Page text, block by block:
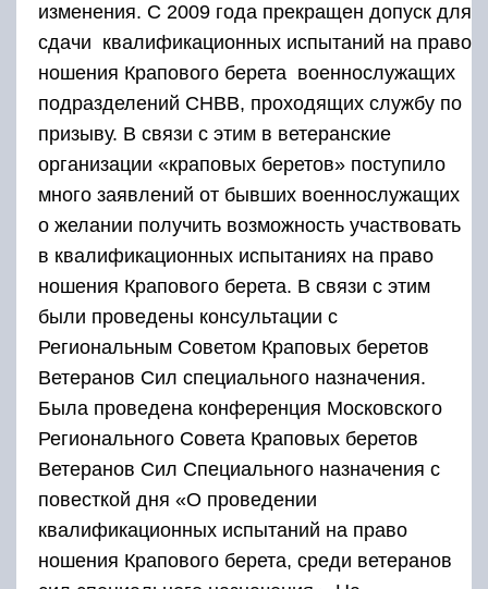
изменения. С 2009 года прекращен допуск для
сдачи квалификационных испытаний на право
ношения Крапового берета военнослужащих
подразделений СНВВ, проходящих службу по
призыву. В связи с этим в ветеранские
организации «краповых беретов» поступило
много заявлений от бывших военнослужащих
о желании получить возможность участвовать
в квалификационных испытаниях на право
ношения Крапового берета. В связи с этим
были проведены консультации с
Региональным Советом Краповых беретов
Ветеранов Сил специального назначения.
Была проведена конференция Московского
Регионального Совета Краповых беретов
Ветеранов Сил Специального назначения с
повесткой дня «О проведении
квалификационных испытаний на право
ношения Крапового берета, среди ветеранов